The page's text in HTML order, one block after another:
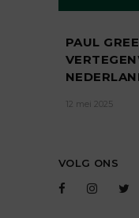
PAUL
12 mei 2025
VOLG ONS